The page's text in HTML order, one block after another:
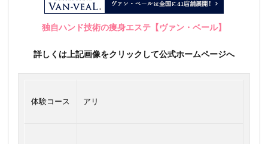
独自ハンド技術の痩身エステ【ヴァン・ベール】
詳しくは上記画像をクリックして公式ホームページへ
体験コース アリ